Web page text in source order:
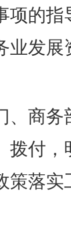
项的
业发
商务
拨付
策落